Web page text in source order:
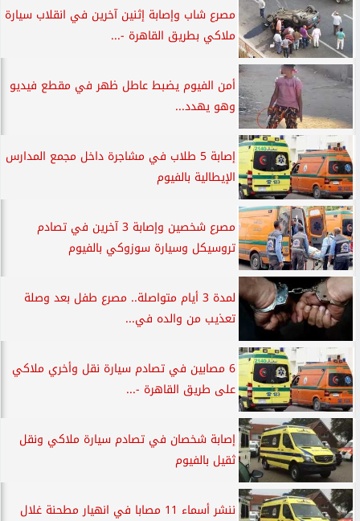
مصرع شاب وإصابة إثنين آخرين في انقلاب سيارة
ملاكي بطريق القاهرة -...
أمن الفيوم يضبط عاطل ظهر في مقطع فيديو
وهو يهدد...
إصابة 5 طلاب في مشاجرة داخل مجمع المدارس
الإيطالية بالفيوم
مصرع شخصين وإصابة 3 آخرين في تصادم
تروسيكل وسيارة سوزوكي بالفيوم
لمدة 3 أيام متواصلة.. مصرع طفل بعد وصلة
تعذيب من والده في...
6 مصابين في تصادم سيارة نقل وأخري ملاكي
على طريق القاهرة -...
إصابة شخصان في تصادم سيارة ملاكي ونقل
ثقيل بالفيوم
ننشر أسماء 11 مصابا في انهيار مطحنة غلال